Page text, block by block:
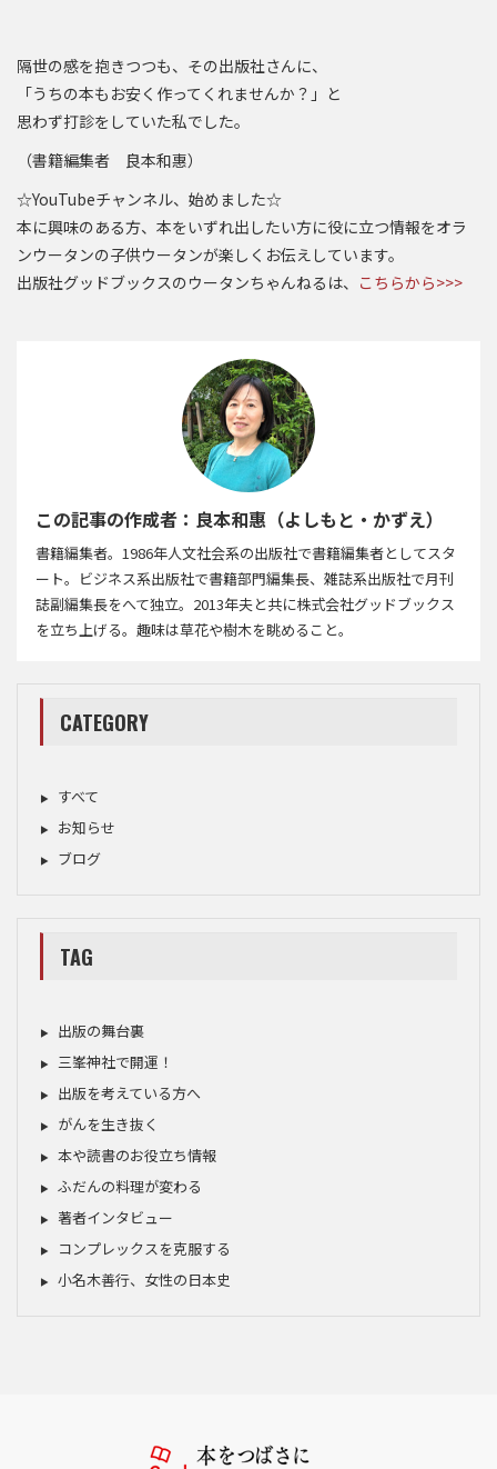
隔世の感を抱きつつも、その出版社さんに、
「うちの本もお安く作ってくれませんか？」と
思わず打診をしていた私でした。
（書籍編集者 良本和惠）
☆YouTubeチャンネル、始めました☆
本に興味のある方、本をいずれ出したい方に役に立つ情報をオラ
ンウータンの子供ウータンが楽しくお伝えしています。
出版社グッドブックスのウータンちゃんねるは、 こちらから>>>
この記事の作成者：良本和惠（よしもと・かずえ）
書籍編集者。1986年人文社会系の出版社で書籍編集者としてスタ
ート。ビジネス系出版社で書籍部門編集長、雑誌系出版社で月刊
誌副編集長をへて独立。2013年夫と共に株式会社グッドブックス
を立ち上げる。趣味は草花や樹木を眺めること。
CATEGORY
すべて
お知らせ
ブログ
TAG
出版の舞台裏
三峯神社で開運！
出版を考えている方へ
がんを生き抜く
本や読書のお役立ち情報
ふだんの料理が変わる
著者インタビュー
コンプレックスを克服する
小名木善行、女性の日本史